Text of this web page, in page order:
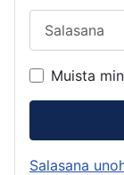
Muista
Salasana